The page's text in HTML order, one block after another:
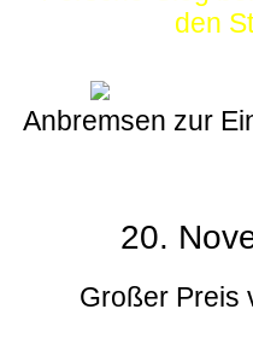
den
Anbremsen zur
20.
Großer Preis